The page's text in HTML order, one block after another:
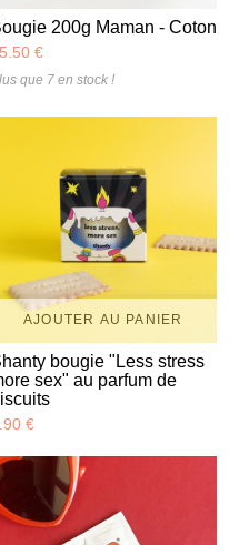
200g Maman - Coton
€
que 7 en stock !
AJOUTER AU PANIER
bougie "Less stress
sex" au parfum de
€